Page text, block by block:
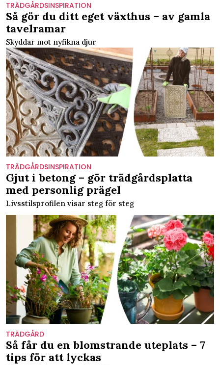
TRÄDGÅRDSINSPIRATION
Så gör du ditt eget växthus – av gamla
tavelramar
Skyddar mot nyfikna djur
TRÄDGÅRDSINSPIRATION
Gjut i betong – gör trädgårdsplatta
med personlig prägel
Livsstilsprofilen visar steg för steg
TRÄDGÅRD
Så får du en blomstrande uteplats – 7
tips för att lyckas